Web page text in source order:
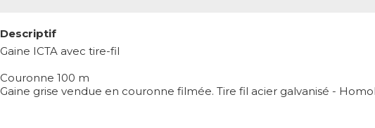
Descriptif
Gaine ICTA avec tire-fil
Couronne 100 m
Gaine grise vendue en couronne filmée. Tire fil acier galvanisé -